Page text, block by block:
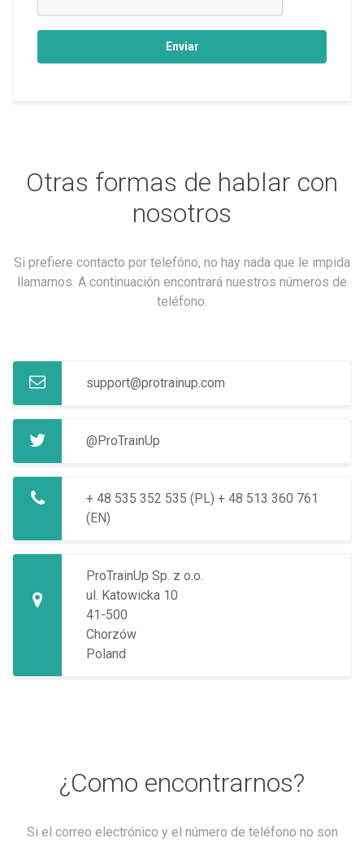
Enviar
Otras formas de hablar con
nosotros
Si prefiere contacto por telefóno, no hay nada que le impida
llamarnos. A continuación encontrará nuestros números de
teléfono.
support@protrainup.com
@ProTrainUp
+ 48 535 352 535 (PL) + 48 513 360 761
(EN)
ProTrainUp Sp. z o.o.
ul. Katowicka 10
41-500
Chorzów
Poland
¿Como encontrarnos?
Si el correo electrónico y el número de teléfono no son